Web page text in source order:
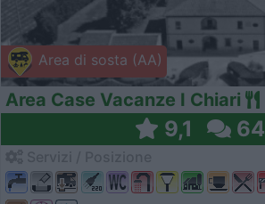
Area di sosta (AA)
Area Case Vacanze I Chiari
9,1 64